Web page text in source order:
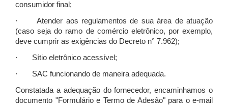
consumidor final;
· Atender aos regulamentos de sua área de atuação
(caso seja do ramo de comércio eletrônico, por exemplo,
deve cumprir as exigências do Decreto n° 7.962);
· Sítio eletrônico acessível;
· SAC funcionando de maneira adequada.
Constatada a adequação do fornecedor, encaminhamos o
documento "Formulário e Termo de Adesão" para o e-mail